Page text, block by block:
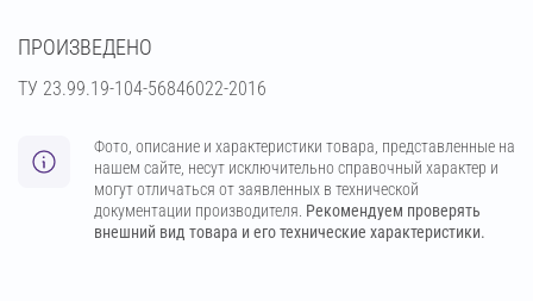
ПРОИЗВЕДЕНО
ТУ 23.99.19-104-56846022-2016
Фото, описание и характеристики товара, представленные на
нашем сайте, несут исключительно справочный характер и
могут отличаться от заявленных в технической
документации производителя. Рекомендуем проверять
внешний вид товара и его технические характеристики.